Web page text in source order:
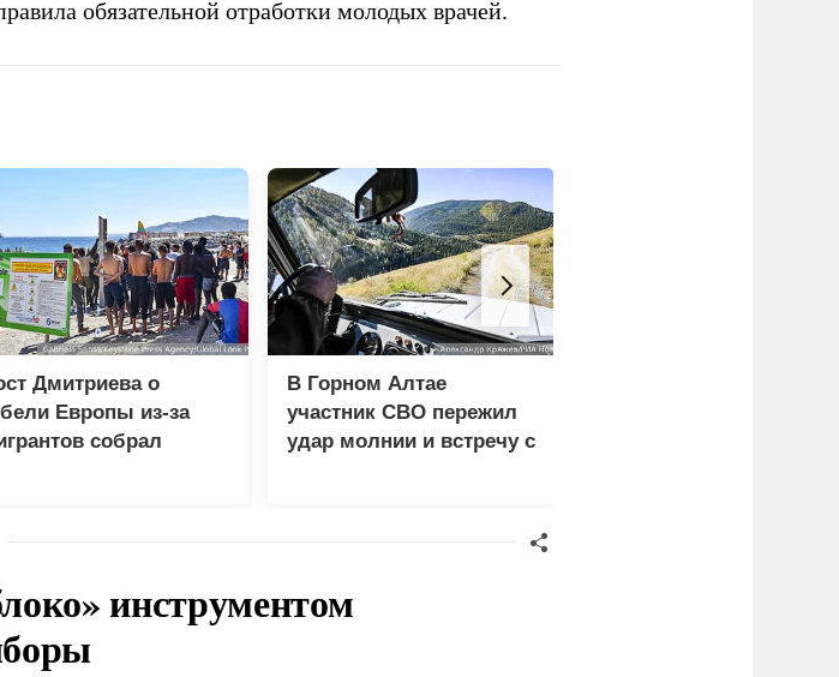
обязательной отработки молодых врачей.
Дмитриева о
Европы из-за
собрал
В Горном Алтае
участник СВО пережил
удар молнии и встречу с
инструментом